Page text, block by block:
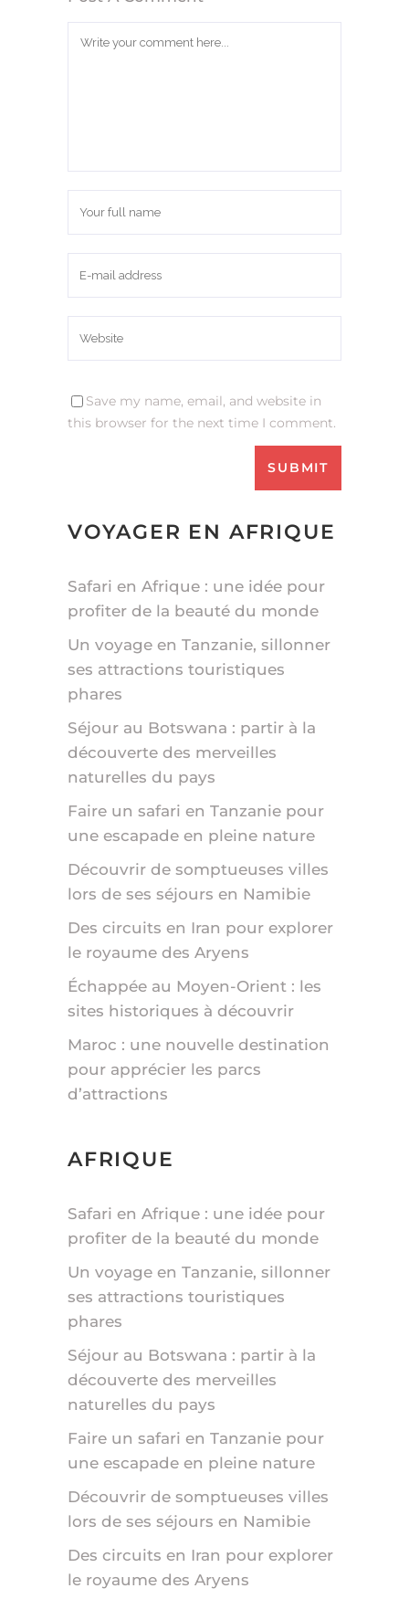
Save my name, email, and website in
this browser for the next time I comment.
VOYAGER EN AFRIQUE
Safari en Afrique : une idée pour
profiter de la beauté du monde
Un voyage en Tanzanie, sillonner
ses attractions touristiques
phares
Séjour au Botswana : partir à la
découverte des merveilles
naturelles du pays
Faire un safari en Tanzanie pour
une escapade en pleine nature
Découvrir de somptueuses villes
lors de ses séjours en Namibie
Des circuits en Iran pour explorer
le royaume des Aryens
Échappée au Moyen-Orient : les
sites historiques à découvrir
Maroc : une nouvelle destination
pour apprécier les parcs
d’attractions
AFRIQUE
Safari en Afrique : une idée pour
profiter de la beauté du monde
Un voyage en Tanzanie, sillonner
ses attractions touristiques
phares
Séjour au Botswana : partir à la
découverte des merveilles
naturelles du pays
Faire un safari en Tanzanie pour
une escapade en pleine nature
Découvrir de somptueuses villes
lors de ses séjours en Namibie
Des circuits en Iran pour explorer
le royaume des Aryens